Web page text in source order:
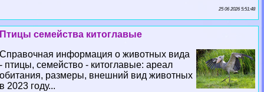
25 06 2026 5:51:48
Птицы семейства китоглавые
Справочная информация о животных вида
- птицы, семейство - китоглавые: ареал
обитания, размеры, внешний вид животных
в 2023 году...